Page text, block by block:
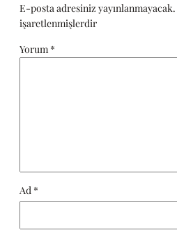
E-posta adresiniz yayınlanmayacak.
işaretlenmişlerdir
Yorum *
Ad *